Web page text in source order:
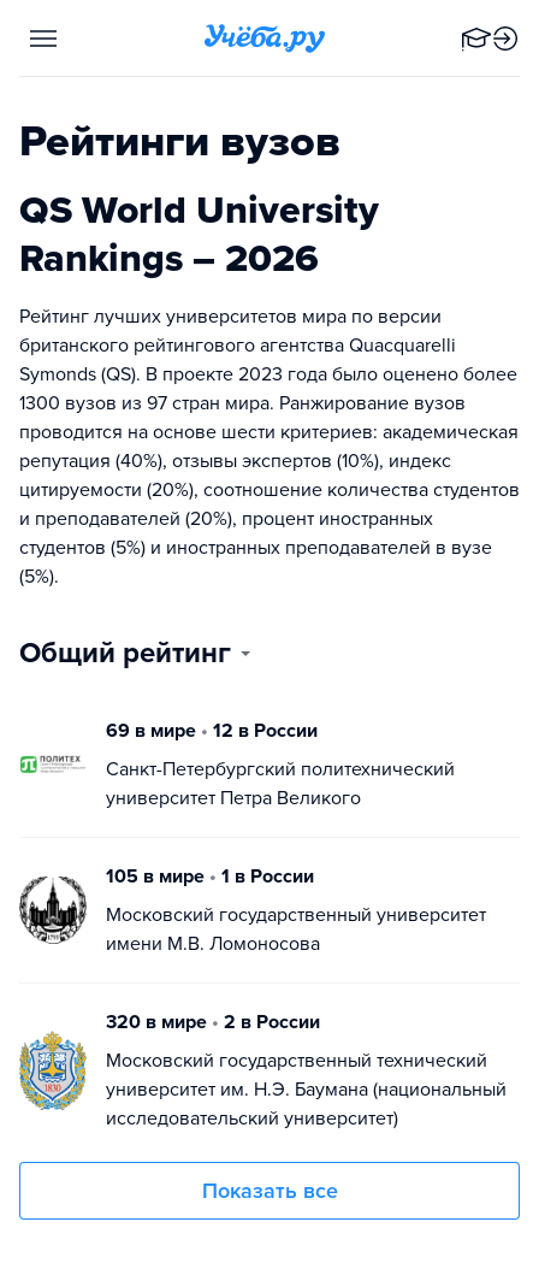
Рейтинги вузов
QS World University
Rankings – 2026
Рейтинг лучших университетов мира по версии
британского рейтингового агентства Quacquarelli
Symonds (QS). В проекте 2023 года было оценено более
1300 вузов из 97 стран мира. Ранжирование вузов
проводится на основе шести критериев: академическая
репутация (40%), отзывы экспертов (10%), индекс
цитируемости (20%), cоотношение количества студентов
и преподавателей (20%), процент иностранных
студентов (5%) и иностранных преподавателей в вузе
(5%).
Общий рейтинг
69 в мире • 12 в России
Санкт-Петербургский политехнический
университет Петра Великого
105 в мире • 1 в России
Московский государственный университет
имени М.В. Ломоносова
320 в мире • 2 в России
Московский государственный технический
университет им. Н.Э. Баумана (национальный
исследовательский университет)
Показать все